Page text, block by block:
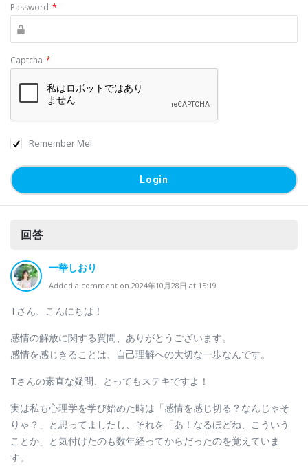
Password *
Captcha *
Remember Me!
回答
一華しおり
Added a comment on 2024年10月28日 at 15:19
Tさん、こんにちは！
感情の解放に関する質問、ありがとうございます。
感情を感じきることは、自己理解への大切な一歩なんです。
Tさんの素直な疑問、とってもステキですよ！
実は私も心理学を学び始めた時は「感情を感じ切る？なんじゃそ
りゃ？」と思ってましたし、それを「あ！なるほどね、こういう
ことか」と気付けたのも数年経ってからだったのを覚えていま
す。